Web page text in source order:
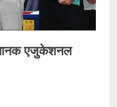
नानक एजुकेशनल